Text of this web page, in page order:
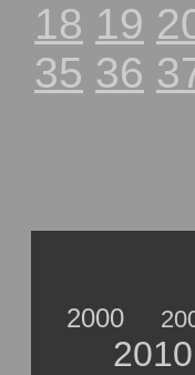
18 19
35 36
2000
2010